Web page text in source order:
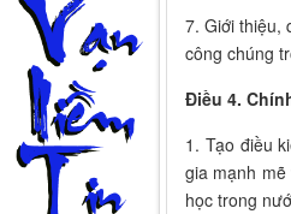
7. Giới thiệu,
công chúng
Điều 4.
1. Tạo điều
gia mạnh
học trong